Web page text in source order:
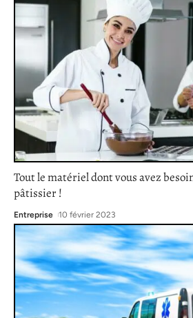
Tout le matériel dont vous avez
pâtissier !
Entreprise 10 février 2023